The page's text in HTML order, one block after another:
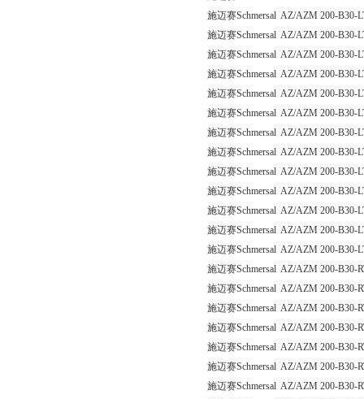
施迈赛Schmersal AZ/AZM 200-B30-
施迈赛Schmersal AZ/AZM 200-B30-
施迈赛Schmersal AZ/AZM 200-B30-
施迈赛Schmersal AZ/AZM 200-B30-
施迈赛Schmersal AZ/AZM 200-B30-
施迈赛Schmersal AZ/AZM 200-B30-
施迈赛Schmersal AZ/AZM 200-B30-
施迈赛Schmersal AZ/AZM 200-B30-
施迈赛Schmersal AZ/AZM 200-B30-
施迈赛Schmersal AZ/AZM 200-B30-
施迈赛Schmersal AZ/AZM 200-B30-
施迈赛Schmersal AZ/AZM 200-B30-
施迈赛Schmersal AZ/AZM 200-B30-
施迈赛Schmersal AZ/AZM 200-B30-
施迈赛Schmersal AZ/AZM 200-B30-
施迈赛Schmersal AZ/AZM 200-B30-
施迈赛Schmersal AZ/AZM 200-B30-
施迈赛Schmersal AZ/AZM 200-B30-
施迈赛Schmersal AZ/AZM 200-B30-
施迈赛Schmersal AZ/AZM 200-B30-